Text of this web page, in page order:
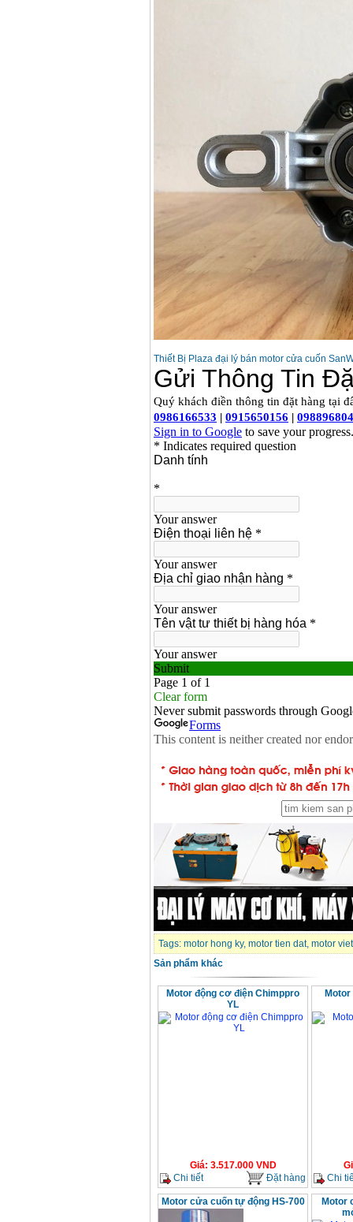
Thiết Bị Plaza đại lý bán motor cửa cuốn
Tags: motor hong ky, motor tien dat, motor
Sản phẩm khác
Motor động cơ điện Chimppro
YL
Giá: 3.517.000VND
Chi tiết
Đặt hàng
Motor
Chi
Motor cửa cuốn tự động HS-700
Motor